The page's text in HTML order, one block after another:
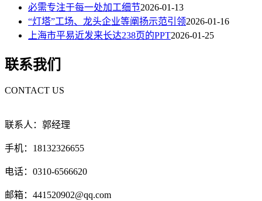
必需专注于每一处加工细节2026-01-13
“灯塔”工场、龙头企业等阐扬示范引领2026-01-16
上海市平易近发来长达238页的PPT2026-01-25
联系我们
CONTACT US
联系人：郭经理
手机：18132326655
电话：0310-6566620
邮箱：441520902@qq.com